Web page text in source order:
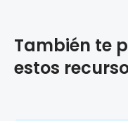
También te
estos